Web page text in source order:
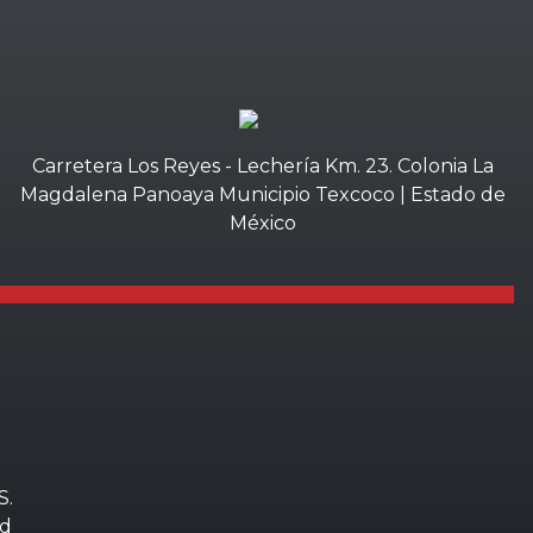
Carretera Los Reyes - Lechería Km. 23. Colonia La
Magdalena Panoaya Municipio Texcoco | Estado de
México
.